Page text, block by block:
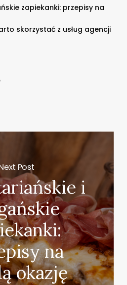
zapiekanki: przepisy na
skorzystać z usług agencji
Post
i
na
okazję